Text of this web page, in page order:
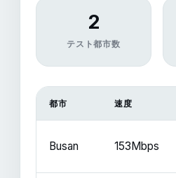
2
テスト都市数
都市 速度
Busan 153Mbps